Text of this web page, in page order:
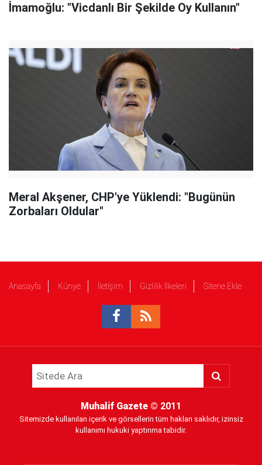
İmamoğlu: "Vicdanlı Bir Şekilde Oy Kullanın"
Meral Akşener, CHP'ye Yüklendi: "Bugünün
Zorbaları Oldular"
Anasayfa Künye İletişim Gizlilik İlkeleri Sitene Ekle
Muhalif Gazete © 2011
Sitemizde kullanılan içerik ve görsellerin tüm hakları saklıdır, izinsiz
kullanımı hukuki yaptırıma tabidir.